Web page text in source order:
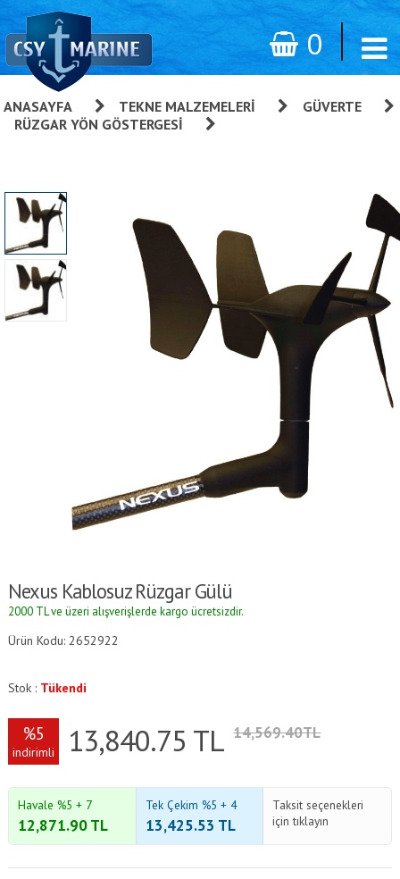
0
ANASAYFA TEKNE MALZEMELERI
GÜVERTE
RÜZGAR YÖN GÖSTERGESI
Nexus Kablosuz Rüzgar Gülü
2000 TL ve üzeri alışverişlerde kargo ücretsizdir.
Ürün Kodu: 2652922
Stok : Tükendi
%5
indirimli 13,840.75 TL 14,569.40TL
Havale %5 + 7
12,871.90TL
Tek Çekim %5 + 4
13,425.53 TL
Taksit seçenekleri
için tıklayın